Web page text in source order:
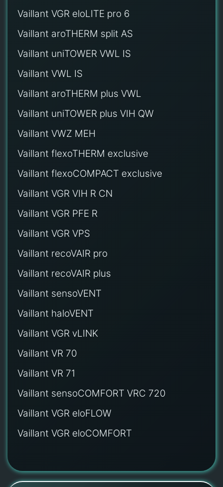
Vaillant VGR eloLITE pro 6
Vaillant aroTHERM split AS
Vaillant uniTOWER VWL IS
Vaillant VWL IS
Vaillant aroTHERM plus VWL
Vaillant uniTOWER plus VIH QW
Vaillant VWZ MEH
Vaillant flexoTHERM exclusive
Vaillant flexoCOMPACT exclusive
Vaillant VGR VIH R CN
Vaillant VGR PFE R
Vaillant VGR VPS
Vaillant recoVAIR pro
Vaillant recoVAIR plus
Vaillant sensoVENT
Vaillant haloVENT
Vaillant VGR vLINK
Vaillant VR 70
Vaillant VR 71
Vaillant sensoCOMFORT VRC 720
Vaillant VGR eloFLOW
Vaillant VGR eloCOMFORT